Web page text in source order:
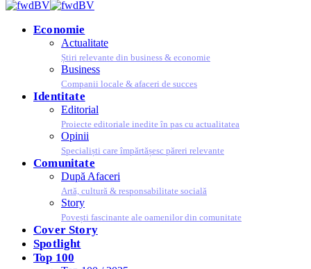
Economie
Actualitate
Știri relevante din business & economie
Business
Companii locale & afaceri de succes
Identitate
Editorial
Proiecte editoriale inedite în pas cu actualitatea
Opinii
Specialiști care împărtășesc păreri relevante
Comunitate
După Afaceri
Artă, cultură & responsabilitate socială
Story
Povești fascinante ale oamenilor din comunitate
Cover Story
Spotlight
Top 100